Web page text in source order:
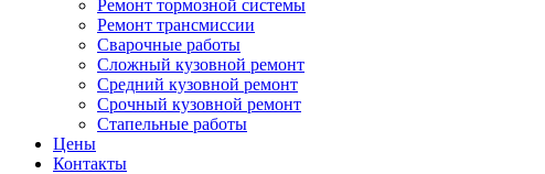
Ремонт тормозной системы
Ремонт трансмиссии
Сварочные работы
Сложный кузовной ремонт
Средний кузовной ремонт
Срочный кузовной ремонт
Стапельные работы
Цены
Контакты